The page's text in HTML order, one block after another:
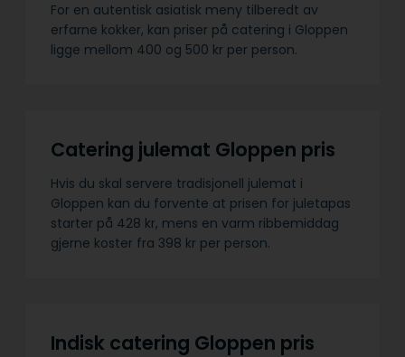
For en autentisk asiatisk meny tilberedt av
erfarne kokker, kan priser på catering i Gloppen
ligge mellom 400 og 500 kr per person.
Catering julemat Gloppen pris
Hvis du skal servere tradisjonell julemat i
Gloppen kan du forvente at prisen for juletapas
starter på 428 kr, mens en varm ribbemiddag
gjerne koster fra 398 kr per person.
Indisk catering Gloppen pris